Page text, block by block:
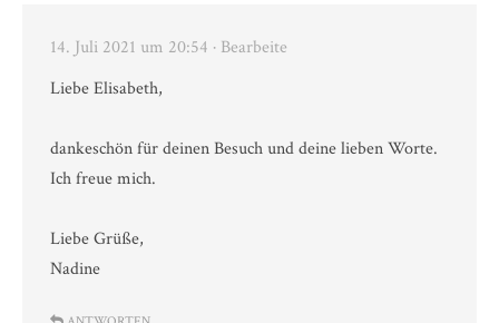
14. Juli 2021 um 20:54 · Bearbeite
Liebe Elisabeth,
dankeschön für deinen Besuch und deine lieben Worte.
Ich freue mich.
Liebe Grüße,
Nadine